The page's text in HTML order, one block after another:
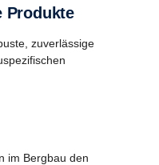
Produkte
zuverlässige
im Bergbau den